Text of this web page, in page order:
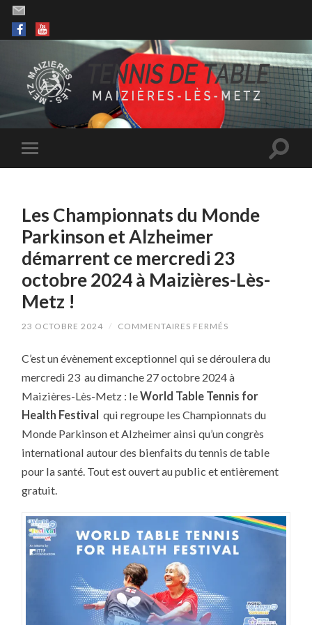
Les Championnats du Monde
Parkinson et Alzheimer
démarrent ce mercredi 23
octobre 2024 à Maizières-Lès-
Metz !
23 OCTOBRE 2024 / COMMENTAIRES FERMÉS
DU
PARKINSON
ALZHEIMER
CE
MERCREDI
23
OCTOBRE
À
C’est un évènement exceptionnel qui se déroulera du
mercredi 23 au dimanche 27 octobre 2024 à
Maizières-Lès-Metz : leWorld Table Tennis for
Health Festival qui regroupe les Championnats du
Monde Parkinson et Alzheimer ainsi qu’un congrès
international autour des bienfaits du tennis de table
pour la santé. Tout est ouvert au public et entièrement
gratuit.